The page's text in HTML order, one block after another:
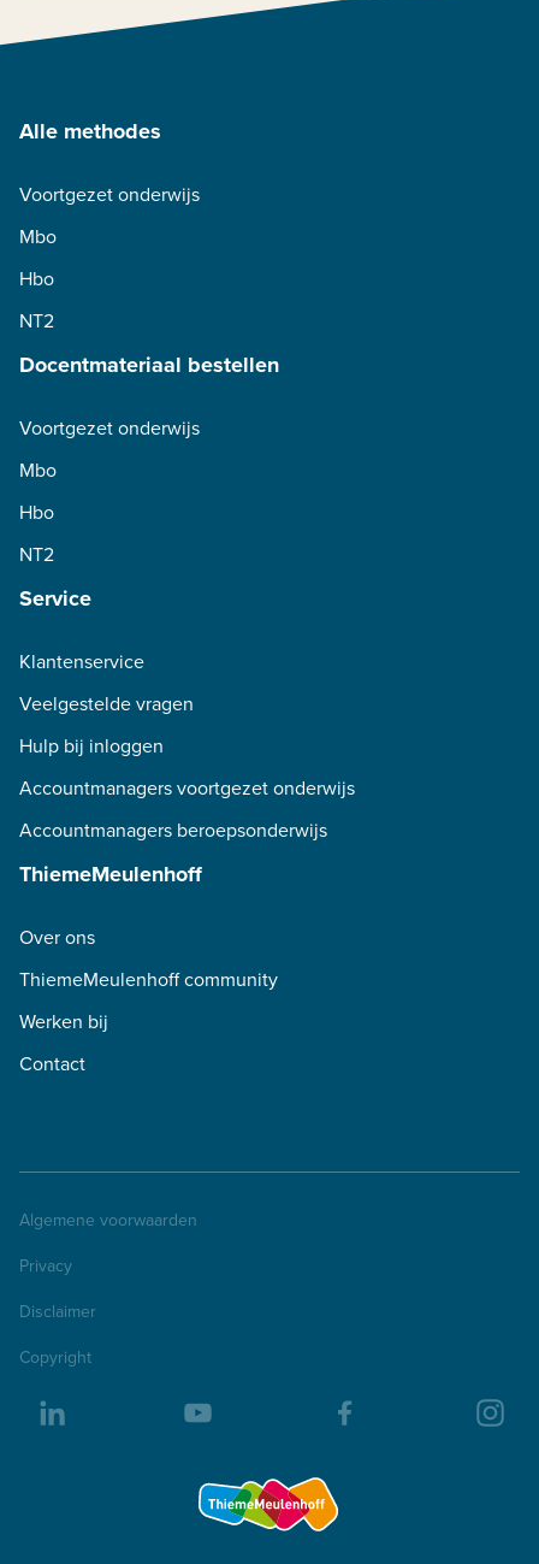
Alle methodes
Voortgezet onderwijs
Mbo
Hbo
NT2
Docentmateriaal bestellen
Voortgezet onderwijs
Mbo
Hbo
NT2
Service
Klantenservice
Veelgestelde vragen
Hulp bij inloggen
Accountmanagers voortgezet onderwijs
Accountmanagers beroepsonderwijs
ThiemeMeulenhoff
Over ons
ThiemeMeulenhoff community
Werken bij
Contact
Algemene voorwaarden
Privacy
Disclaimer
Copyright